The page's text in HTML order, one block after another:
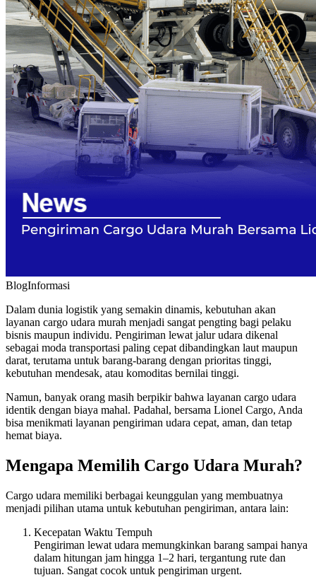
BlogInformasi
Dalam dunia logistik yang semakin dinamis, kebutuhan akan
layanan cargo udara murah menjadi sangat pengting bagi pelaku
bisnis maupun individu. Pengiriman lewat jalur udara dikenal
sebagai moda transportasi paling cepat dibandingkan laut maupun
darat, terutama untuk barang-barang dengan prioritas tinggi,
kebutuhan mendesak, atau komoditas bernilai tinggi.
Namun, banyak orang masih berpikir bahwa layanan cargo udara
identik dengan biaya mahal. Padahal, bersama Lionel Cargo, Anda
bisa menikmati layanan pengiriman udara cepat, aman, dan tetap
hemat biaya.
Mengapa Memilih Cargo Udara Murah?
Cargo udara memiliki berbagai keunggulan yang membuatnya
menjadi pilihan utama untuk kebutuhan pengiriman, antara lain:
Kecepatan Waktu Tempuh
Pengiriman lewat udara memungkinkan barang sampai hanya
dalam hitungan jam hingga 1–2 hari, tergantung rute dan
tujuan. Sangat cocok untuk pengiriman urgent.